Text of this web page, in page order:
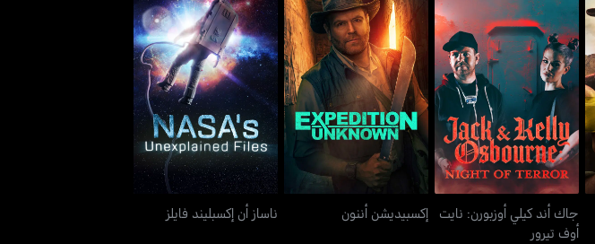
جاك أند كيلي أوزبورن: نايت
أوف تيرور
جاك أند كيلي أوزبورن: نايت
أوف تيرور
إكسبيديشن أننون
إكسبيديشن أننون
ناساز أن إكسبليند فايلز
ناساز أن إكسبليند فايلز